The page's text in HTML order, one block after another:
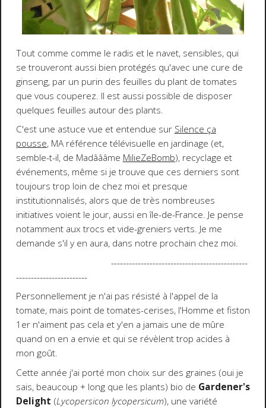
Tout comme comme le radis et le navet, sensibles, qui
se trouveront aussi bien protégés qu'avec une cure de
ginseng, par un purin des feuilles du plant de tomates
que vous couperez. Il est aussi possible de disposer
quelques feuilles autour des plants.
C'est une astuce vue et entendue sur Silence ça
pousse, MA référence télévisuelle en jardinage (et,
semble-t-il, de Madâââme MilieZeBomb), recyclage et
événements, même si je trouve que ces derniers sont
toujours trop loin de chez moi et presque
institutionnalisés, alors que de très nombreuses
initiatives voient le jour, aussi en île-de-France. Je pense
notamment aux trocs et vide-greniers verts. Je me
demande s'il y en aura, dans notre prochain chez moi.
----------------------------------------------
------------------------
Personnellement je n'ai pas résisté à l'appel de la
tomate, mais point de tomates-cerises, l'Homme et fiston
1er n'aiment pas cela et y'en a jamais une de mûre
quand on en a envie et qui se révèlent trop acides à
mon goût.
Cette année j'ai porté mon choix sur des graines (oui je
sais, beaucoup + long que les plants) bio de Gardener's
Delight (Lycopersicon lycopersicum), une variété